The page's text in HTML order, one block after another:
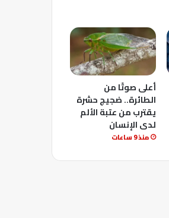
أعلى صوتًا من
الطائرة.. ضجيج حشرة
يقترب من عتبة الألم
لدى الإنسان
منذ 9 ساعات